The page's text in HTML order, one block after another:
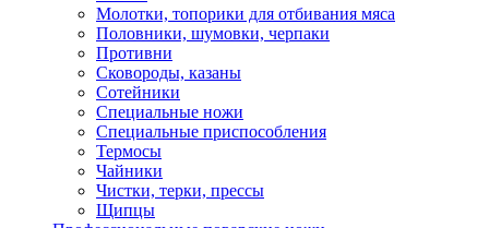
Молотки, топорики для отбивания мяса
Половники, шумовки, черпаки
Противни
Сковороды, казаны
Сотейники
Специальные ножи
Специальные приспособления
Термосы
Чайники
Чистки, терки, прессы
Щипцы